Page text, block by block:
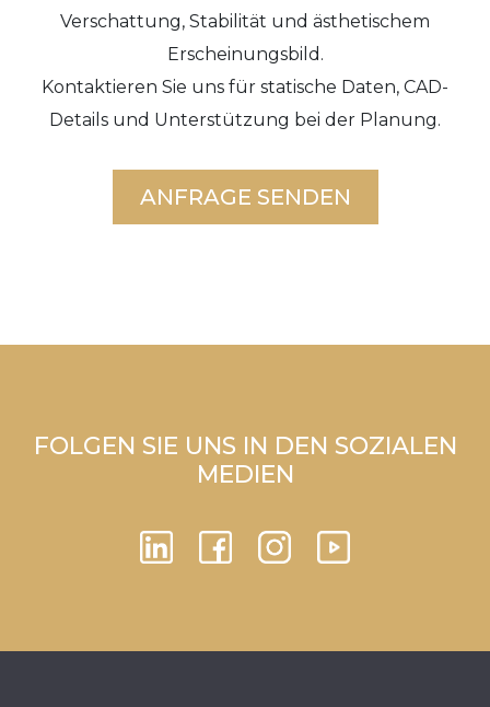
Verschattung, Stabilität und ästhetischem
Erscheinungsbild.
Kontaktieren Sie uns für statische Daten, CAD-
Details und Unterstützung bei der Planung.
ANFRAGE SENDEN
FOLGEN SIE UNS IN DEN SOZIALEN
MEDIEN